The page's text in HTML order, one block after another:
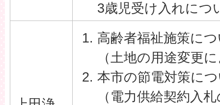
3歳児受け入れにつ
高齢者福祉施策に
（土地の用途変更
本市の節電対策に
（電力供給契約入